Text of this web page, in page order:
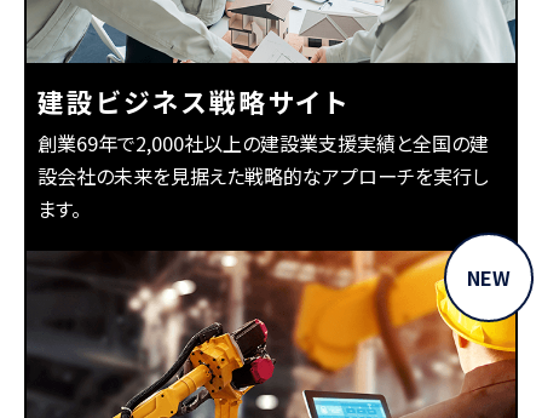
建設ビジネス戦略サイト
創業69年で2,000社以上の建設業支援実績と全国の建
設会社の未来を見据えた戦略的なアプローチを実行し
ます。